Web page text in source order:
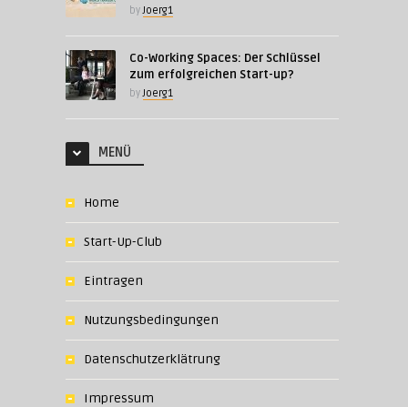
byJoerg1
Co-Working Spaces: Der Schlüssel
zum erfolgreichen Start-up?
byJoerg1
MENÜ
Home
Start-Up-Club
Eintragen
Nutzungsbedingungen
Datenschutzerklätrung
Impressum